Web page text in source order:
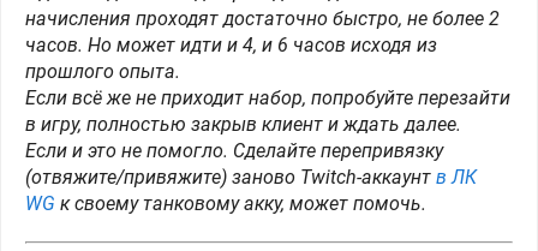
начисления проходят достаточно быстро, не более 2
часов. Но может идти и 4, и 6 часов исходя из
прошлого опыта.
Если всё же не приходит набор, попробуйте перезайти
в игру, полностью закрыв клиент и ждать далее.
Если и это не помогло. Сделайте перепривязку
(отвяжите/привяжите) заново Twitch-аккаунт в ЛК
WG к своему танковому акку, может помочь.